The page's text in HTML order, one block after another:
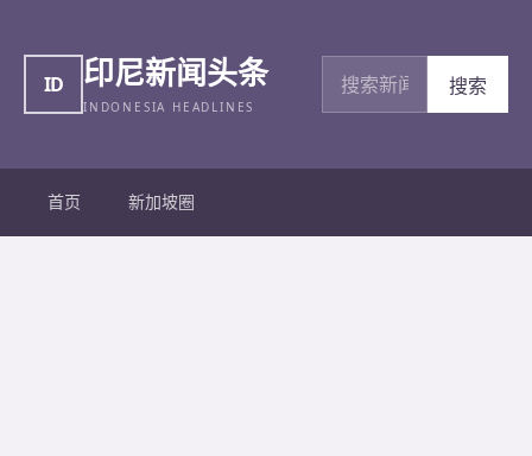
ID 印尼新闻头条
INDONESIA HEADLINES
搜索新闻
搜索
首页 新加坡圈